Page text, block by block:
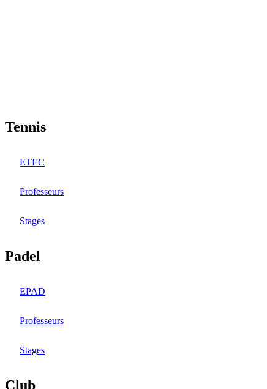
Tennis
ETEC
Professeurs
Stages
Padel
EPAD
Professeurs
Stages
Club